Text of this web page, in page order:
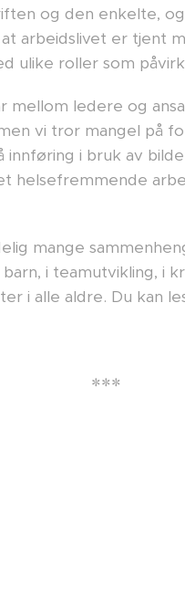
og den enkelte,
arbeidslivet er tjent
ulike roller som
mellom ledere og
vi tror mangel på
innføring i bruk av
helsefremmende
mange
i teamutvikling, i
i alle aldre. Du kan
***